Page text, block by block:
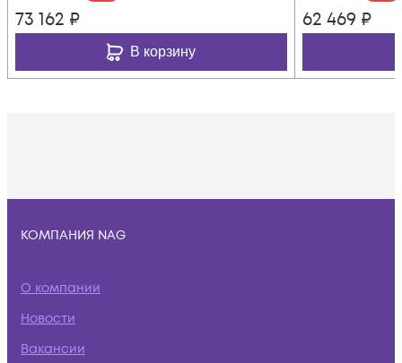
73 162 ₽
В корзину
62 469 ₽
КОМПАНИЯ NAG
О компании
Новости
Вакансии